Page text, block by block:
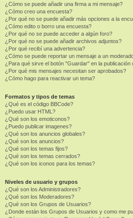
¿Cómo se puede añadir una firma a mi mensaje?
¿Cómo creo una encuesta?
¿Por qué no se puede añadir más opciones a la
¿Cómo edito o borro una encuesta?
¿Por qué no se puede acceder a algún foro?
¿Por qué no se puede añadir archivos adjuntos?
¿Por qué recibí una advertencia?
¿Cómo se puede reportar un mensaje a un
¿Para qué sirve el botón "Guardar" en la publicación
¿Por qué mis mensajes necesitan ser aprobados?
¿Cómo hago para reactivar un tema?
Formatos y tipos de temas
¿Qué es el código BBCode?
¿Puedo usar HTML?
¿Qué son los emoticonos?
¿Puedo publicar imagenes?
¿Qué son los anuncios globales?
¿Qué son los anuncios?
¿Qué son los temas fijos?
¿Qué son los temas cerrados?
¿Qué son los iconos para los temas?
Niveles de usuario y grupos
¿Qué son los Administradores?
¿Qué son los Moderadores?
¿Qué son los Grupos de Usuarios?
¿Donde están los Grupos de Usuarios y como me